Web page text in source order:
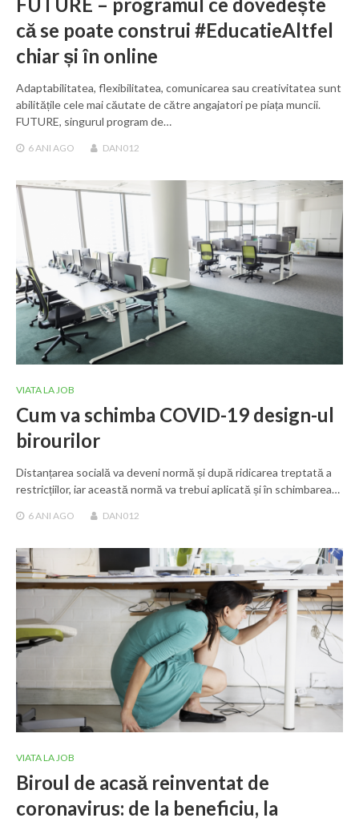
că se poate construi #EducatieAltfel
chiar și în online
Adaptabilitatea, flexibilitatea, comunicarea sau creativitatea sunt
abilitățile cele mai căutate de către angajatori pe piața muncii.
FUTURE, singurul program de…
6 ANI AGO DAN012
VIATA LA JOB
Cum va schimba COVID-19 design-ul
birourilor
Distanțarea socială va deveni normă și după ridicarea treptată a
restricțiilor, iar această normă va trebui aplicată și în schimbarea…
6 ANI AGO DAN012
VIATA LA JOB
Biroul de acasă reinventat de
coronavirus: de la beneficiu, la